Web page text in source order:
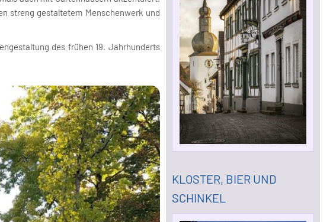
streng gestaltetem Menschenwerk und
des frühen 19. Jahrhunderts
KLOSTER, BIER UND
SCHINKEL